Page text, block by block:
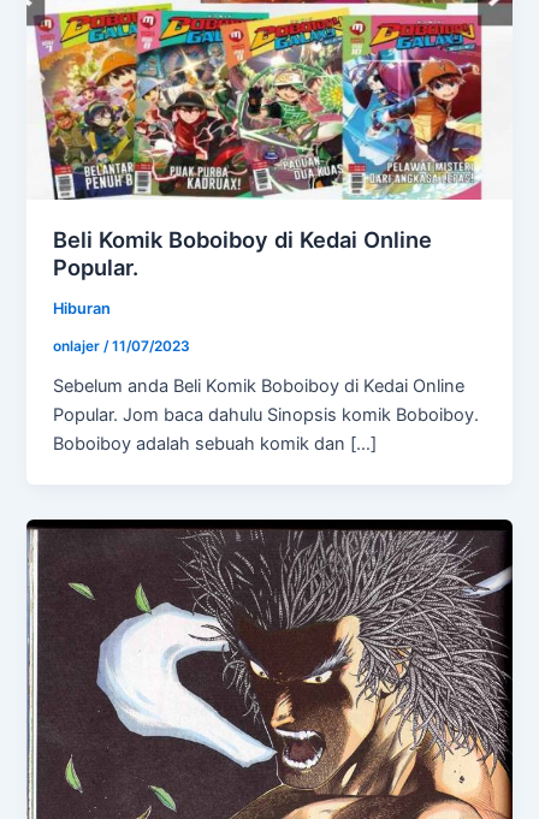
Beli Komik Boboiboy di Kedai Online
Popular.
Hiburan
onlajer/11/07/2023
Sebelum anda Beli Komik Boboiboy di Kedai Online
Popular. Jom baca dahulu Sinopsis komik Boboiboy.
Boboiboy adalah sebuah komik dan […]